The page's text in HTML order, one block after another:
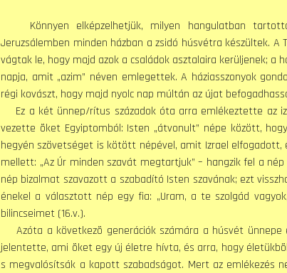
Könnyen elképzelhetjük, milyen hangulatban
Jeruzsálemben minden házban a zsidó húsvétra készültek.
vágtak le, hogy majd azok a családok asztalaira kerüljenek; a
napja, amit „azim” néven emlegettek. A háziasszonyok
régi kovászt, hogy majd nyolc nap múltán az újat
Ez a két ünnep/rítus századok óta arra emlékeztette az
vezette õket Egyiptomból: Isten „átvonult” népe között,
hegyén szövetséget is kötött népével, amit Izrael
mellett: „Az Úr minden szavát megtartjuk” – hangzik fel a
nép bizalmat szavazott a szabadító Isten szavának; ezt
énekel a választott nép egy fia: „Uram, a te szolgád
bilincseimet (16.v.).
Azóta a következõ generációk számára a húsvét ünnepe
jelentette, ami õket egy új életre hívta, és arra, hogy
s megvalósítsák a kapott szabadságot. Mert az emlékezés